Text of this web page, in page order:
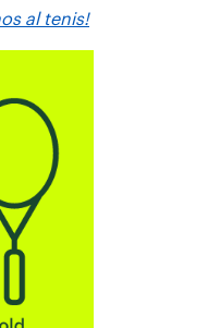
al tenis!